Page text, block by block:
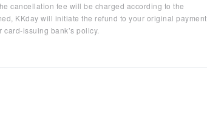
cancellation fee will be charged according to the
KKday will initiate the refund to your original payment
issuing bank’s policy.